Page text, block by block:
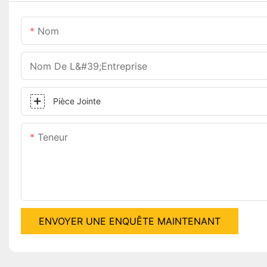
Nom
Nom De L&#39;entreprise
Pièce Jointe
Teneur
ENVOYER UNE ENQUÊTE MAINTENANT